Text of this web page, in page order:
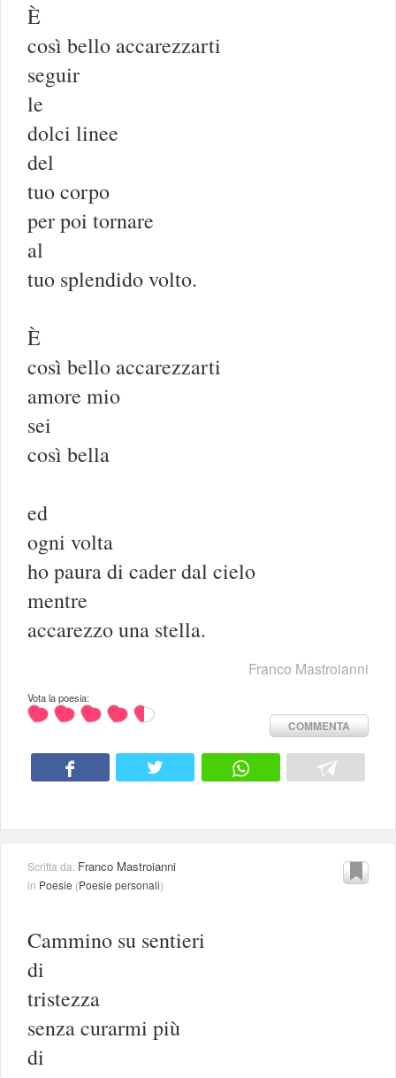
È
così bello accarezzarti
seguir
le
dolci linee
del
tuo corpo
per poi tornare
al
tuo splendido volto.
È
così bello accarezzarti
amore mio
sei
così bella
ed
ogni volta
ho paura di cader dal cielo
mentre
accarezzo una stella.
Franco Mastroianni
Vota la poesia:
COMMENTA
Scritta da: Franco Mastroianni
in Poesie (Poesie personali)
Cammino su sentieri
di
tristezza
senza curarmi più
di